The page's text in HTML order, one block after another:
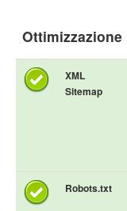
Ottimizzazione
XML
Sitemap
Robots.txt